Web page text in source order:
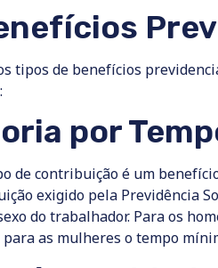
tipos de benefícios
por
de contribuição é um
exigido pela Previdência
do trabalhador. Para os
as mulheres o tempo